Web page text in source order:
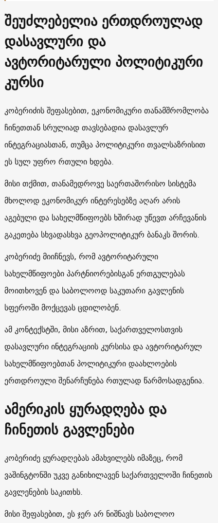
შეუძლებელია ერთდროულად
დასავლური და
ავტორიტარული პოლიტიკური
კურსი
კობერიძის შეფასებით, ეკონომიკური თანამშრომლობა
ჩინეთთან სრულიად თავსებადია დასავლურ
ინტეგრაციასთან, თუმცა პოლიტიკური თვალსაზრისით
ეს სულ უფრო რთული ხდება.
მისი თქმით, თანამედროვე საერთაშორისო სისტემა
მხოლოდ ეკონომიკურ ინტერესებზე აღარ არის
აგებული და სახელმწიფოებს ხშირად უწევთ არჩევანის
გაკეთება სხვადასხვა გეოპოლიტიკურ ბანაკს შორის.
კობერიძე მიიჩნევს, რომ ავტორიტარული
სახელმწიფოები პარტნიორებისგან ერთგულებას
მოითხოვენ და საბოლოოდ საკუთარი გავლენის
სფეროში მოქცევას ცდილობენ.
ამ კონტექსტში, მისი აზრით, საქართველოსთვის
დასავლური ინტეგრაციის კურსისა და ავტორიტარულ
სახელმწიფოებთან პოლიტიკური დაახლოების
ერთდროული შენარჩუნება რთულად წარმოსადგენია.
ამერიკის ყურადღება და
ჩინეთის გავლენები
კობერიძე ყურადღებას ამახვილებს იმაზეც, რომ
ვაშინგტონში უკვე განიხილავენ საქართველოში ჩინეთის
გავლენების საკითხს.
მისი შეფასებით, ეს ჯერ არ ნიშნავს საბოლოო